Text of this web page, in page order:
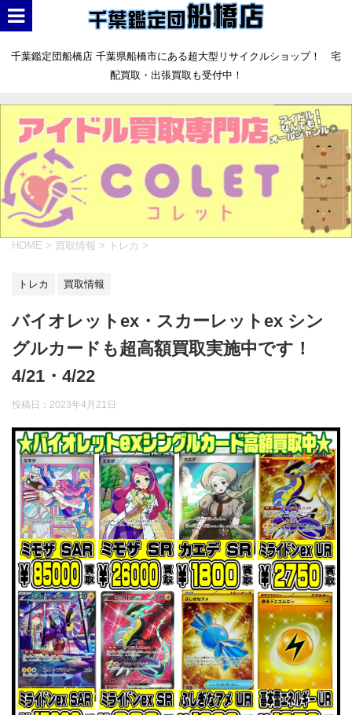
千葉鑑定団船橋店 千葉県船橋市にある超大型リサイクルショップ！ 宅
配買取・出張買取も受付中！
HOME > 買取情報 > トレカ >
トレカ 買取情報
バイオレットex・スカーレットex シン
グルカードも超高額買取実施中です！
4/21・4/22
投稿日： 2023年4月21日